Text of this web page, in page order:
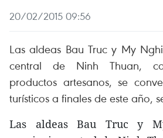
20/02/2015 09:56
Las aldeas Bau Truc y My
central de Ninh Thuan,
productos artesanos, se
turísticos a finales de este año,
Las aldeas Bau Truc y